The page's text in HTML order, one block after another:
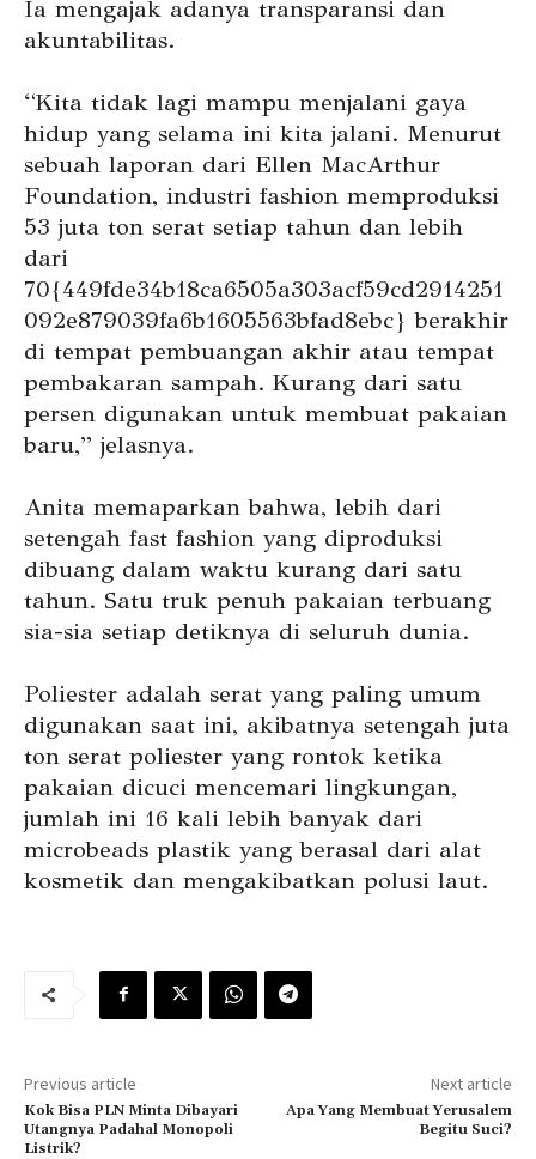
Ia mengajak adanya transparansi dan
akuntabilitas.
“Kita tidak lagi mampu menjalani gaya
hidup yang selama ini kita jalani. Menurut
sebuah laporan dari Ellen MacArthur
Foundation, industri fashion memproduksi
53 juta ton serat setiap tahun dan lebih
dari
70{449fde34b18ca6505a303acf59cd2914251
092e879039fa6b1605563bfad8ebc} berakhir
di tempat pembuangan akhir atau tempat
pembakaran sampah. Kurang dari satu
persen digunakan untuk membuat pakaian
baru,” jelasnya.
Anita memaparkan bahwa, lebih dari
setengah fast fashion yang diproduksi
dibuang dalam waktu kurang dari satu
tahun. Satu truk penuh pakaian terbuang
sia-sia setiap detiknya di seluruh dunia.
Poliester adalah serat yang paling umum
digunakan saat ini, akibatnya setengah juta
ton serat poliester yang rontok ketika
pakaian dicuci mencemari lingkungan,
jumlah ini 16 kali lebih banyak dari
microbeads plastik yang berasal dari alat
kosmetik dan mengakibatkan polusi laut.
Previous article
Kok Bisa PLN Minta Dibayari
Utangnya Padahal Monopoli
Listrik?
Next article
Apa Yang Membuat Yerusalem
Begitu Suci?